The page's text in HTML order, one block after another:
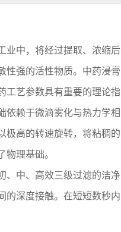
业中，将经过提取、浓缩
性强的活性物质。中药浸
工艺参数具有重要的理论指
依赖于微滴雾化与热力学
极高的转速旋转，将粘稠
物理基础。
、中、高效三级过滤的洁
的深度接触。在短短数秒